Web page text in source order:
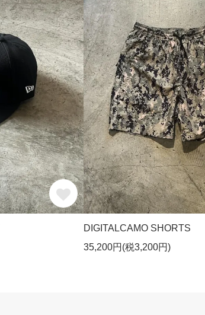
DIGITALCAMO SHORTS
35,200円(税3,200円)